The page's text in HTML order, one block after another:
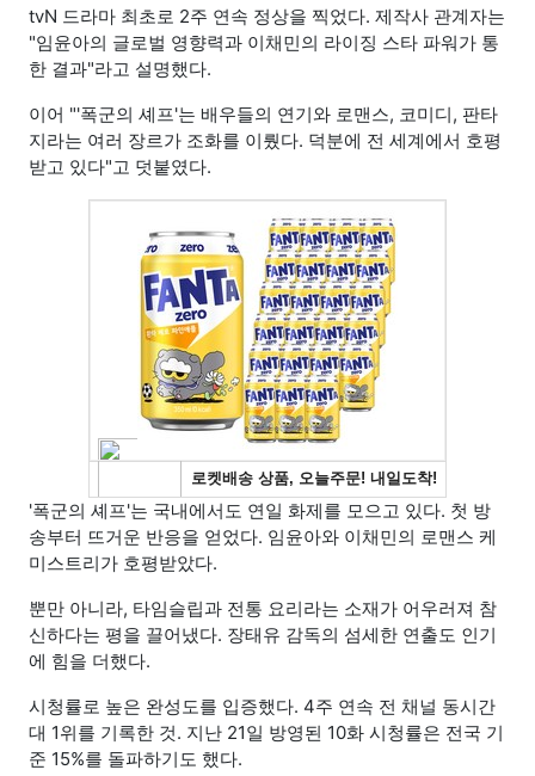
tvN 드라마 최초로 2주 연속 정상을 찍었다. 제작사 관계자는
"임윤아의 글로벌 영향력과 이채민의 라이징 스타 파워가 통
한 결과"라고 설명했다.
이어 "'폭군의 셰프'는 배우들의 연기와 로맨스, 코미디, 판타
지라는 여러 장르가 조화를 이뤘다. 덕분에 전 세계에서 호평
받고 있다"고 덧붙였다.
'폭군의 셰프'는 국내에서도 연일 화제를 모으고 있다. 첫 방
송부터 뜨거운 반응을 얻었다. 임윤아와 이채민의 로맨스 케
미스트리가 호평받았다.
뿐만 아니라, 타임슬립과 전통 요리라는 소재가 어우러져 참
신하다는 평을 끌어냈다. 장태유 감독의 섬세한 연출도 인기
에 힘을 더했다.
시청률로 높은 완성도를 입증했다. 4주 연속 전 채널 동시간
대 1위를 기록한 것. 지난 21일 방영된 10화 시청률은 전국 기
준 15%를 돌파하기도 했다.